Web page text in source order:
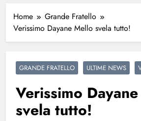
Home
Grande Fratello
Verissimo Dayane Mello svela tutto!
GRANDE FRATELLO ULTIME NEWS
Verissimo
svela tutto!